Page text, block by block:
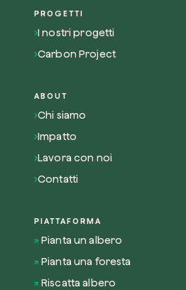
PROGETTI
I nostri progetti
Carbon Project
ABOUT
Chi siamo
Impatto
Lavora con noi
Contatti
PIATTAFORMA
Pianta un albero
Pianta una foresta
Riscatta albero